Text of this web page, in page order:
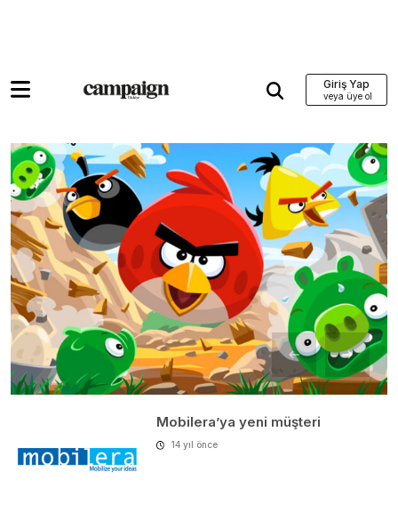
Giriş Yap
Mobilera’ya yeni müşteri
14 yıl önce